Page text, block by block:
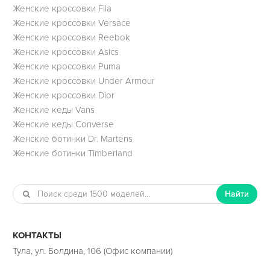
Женские кроссовки Fila
Женские кроссовки Versace
Женские кроссовки Reebok
Женские кроссовки Asics
Женские кроссовки Puma
Женские кроссовки Under Armour
Женские кроссовки Dior
Женские кеды Vans
Женские кеды Converse
Женские ботинки Dr. Martens
Женские ботинки Timberland
Найти
КОНТАКТЫ
Тула, ул. Болдина, 106 (Офис компании)